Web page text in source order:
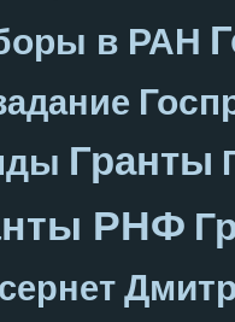
в РАН
Гранты
РНФ